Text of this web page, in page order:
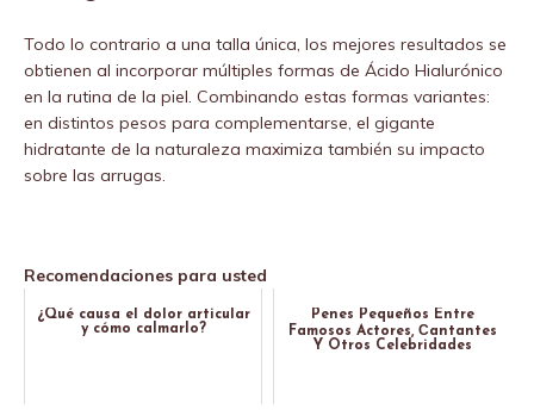
Todo lo contrario a una talla única, los mejores resultados se
obtienen al incorporar múltiples formas de Ácido Hialurónico
en la rutina de la piel. Combinando estas formas variantes:
en distintos pesos para complementarse, el gigante
hidratante de la naturaleza maximiza también su impacto
sobre las arrugas.
Recomendaciones para usted
¿Qué causa el dolor articular
y cómo calmarlo?
Penes Pequeños Entre
Famosos Actores, Сantantes
Y Otros Celebridades